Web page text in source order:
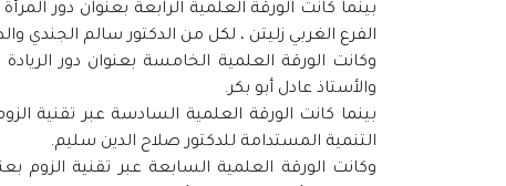
بينما كانت الورقة العلمية الرابعة بعنوان دور
الفرع الغربي زليتن ، لكل من الدكتور سالم الجندي
وكانت الورقة العلمية الخامسة بعنوان دور
والأستاذ عادل أبو بكر.
بينما كانت الورقة العلمية السادسة عبر تقنية
التنمية المستدامة للدكتور صلاح الدين سليم.
وكانت الورقة العلمية السابعة عبر تقنية الزوم